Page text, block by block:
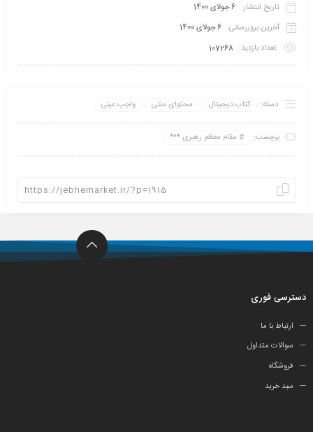
تاریخ انتشار: 6 جولای 1400
آخرین بروزرسانی: 6 جولای 1400
تعداد بازدید: 107268
دسته: کتاب دیجیتال محتوای متنی واجب عینی
برچسب: مقام معظم رهبری ***
دسترسی فوری
ارتباط با ما
سوالات متداول
فروشگاه
سبد خرید